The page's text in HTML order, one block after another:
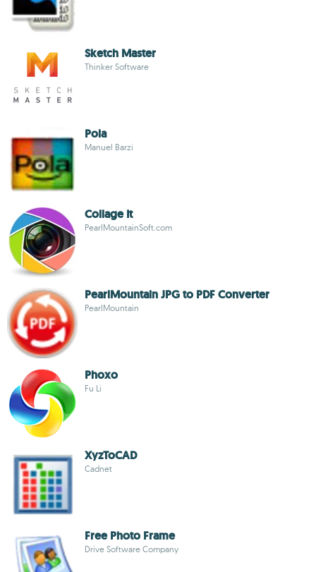
Sketch Master
Thinker Software
Pola
Manuel Barzi
Collage It
PearlMountainSoft.com
PearlMountain JPG to PDF Converter
PearlMountain
Phoxo
Fu Li
XyzToCAD
Cadnet
Free Photo Frame
Drive Software Company